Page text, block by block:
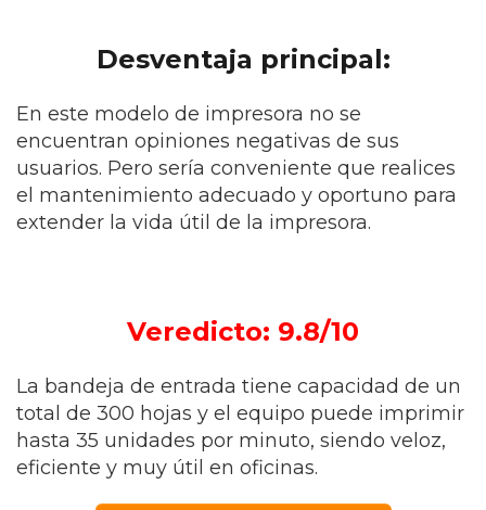
Desventaja principal:
En este modelo de impresora no se
encuentran opiniones negativas de sus
usuarios. Pero sería conveniente que realices
el mantenimiento adecuado y oportuno para
extender la vida útil de la impresora.
Veredicto: 9.8/10
La bandeja de entrada tiene capacidad de un
total de 300 hojas y el equipo puede imprimir
hasta 35 unidades por minuto, siendo veloz,
eficiente y muy útil en oficinas.